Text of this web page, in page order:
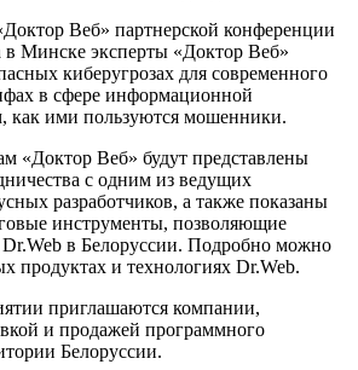
Веб» партнерской конференции
в Минске эксперты «Доктор Веб»
киберугрозах для современного
в сфере информационной
как ими пользуются мошенники.
«Доктор Веб» будут представлены
с одним из ведущих
разработчиков, а также показаны
инструменты, позволяющие
в Белоруссии. Подробно можно
продуктах и технологиях Dr.Web.
приглашаются компании,
и продажей программного
Белоруссии.